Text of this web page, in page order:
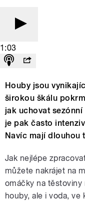
1:03
Houby jsou
širokou škálu
jak uchovat
je pak často
Navíc mají dlouhou
Jak nejlépe
můžete nakrájet na
omáčky na těstoviny
houby, ale i voda, ve